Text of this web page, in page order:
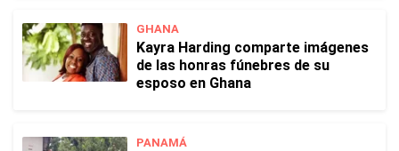
GHANA
Kayra Harding comparte imágenes
de las honras fúnebres de su
esposo en Ghana
PANAMÁ